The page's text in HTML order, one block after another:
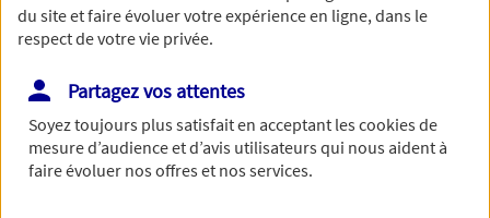
Vous disposez de droits sur les informations vous concernant. Pour
plus d’informations,cliquez ici.
du site et faire évoluer votre expérience en ligne, dans le
respect de votre vie privée.
Partagez vos attentes
Soyez toujours plus satisfait en acceptant lescookiesde
mesure d’audience et d’avis utilisateurs qui nous aident à
faire évoluer nos offres et nos services.